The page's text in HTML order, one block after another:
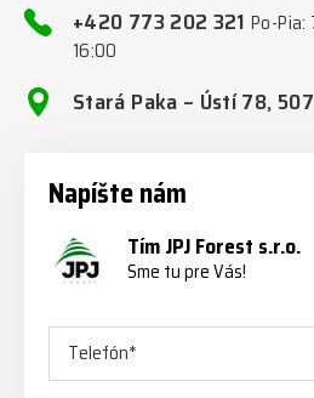
+420 773 202 321Po-Pia:
16:00
Stará Paka – Ústí 78,
Napíšte nám
Tím JPJ Forest s.r.o.
Sme tu pre Vás!